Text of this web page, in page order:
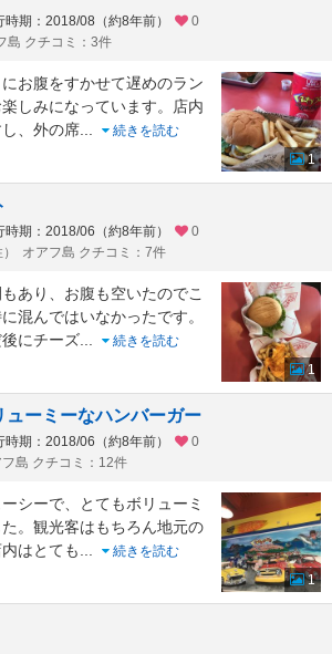
時期：2018/08（約8年前）
0
島 クチコミ：3件
お腹をすかせて遅めのラン
しみになっています。店内
、外の席...
続きを読む
1
時期：2018/06（約8年前）
0
オアフ島 クチコミ：7件
あり、お腹も空いたのでこ
混んではいなかったです。
にチーズ...
続きを読む
1
ューミーなハンバーガー
時期：2018/06（約8年前）
0
フ島 クチコミ：12件
シーで、とてもボリューミ
。観光客はもちろん地元の
はとても...
続きを読む
1